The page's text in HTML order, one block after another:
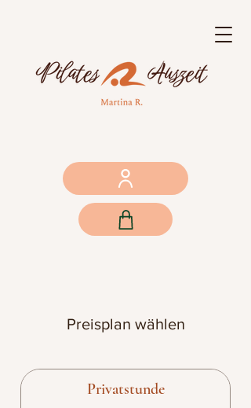
Preisplan wählen
Privatstunde